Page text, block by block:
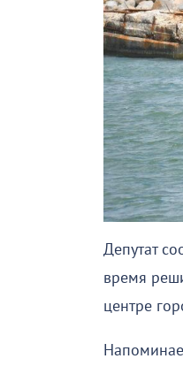
Депутат
время
центре